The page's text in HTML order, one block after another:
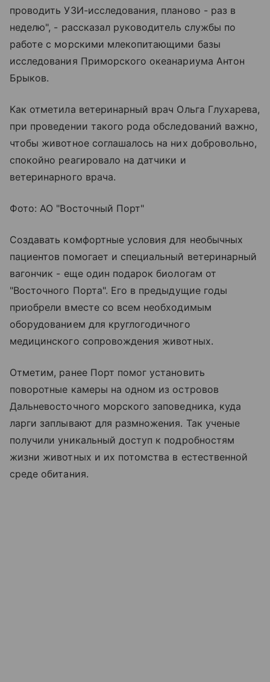
проводить УЗИ-исследования, планово - раз в
неделю", - рассказал руководитель службы по
работе с морскими млекопитающими базы
исследования Приморского океанариума Антон
Брыков.
Как отметила ветеринарный врач Ольга Глухарева,
при проведении такого рода обследований важно,
чтобы животное соглашалось на них добровольно,
спокойно реагировало на датчики и
ветеринарного врача.
Фото: АО "Восточный Порт"
Создавать комфортные условия для необычных
пациентов помогает и специальный ветеринарный
вагончик - еще один подарок биологам от
"Восточного Порта". Его в предыдущие годы
приобрели вместе со всем необходимым
оборудованием для круглогодичного
медицинского сопровождения животных.
Отметим, ранее Порт помог установить
поворотные камеры на одном из островов
Дальневосточного морского заповедника, куда
ларги заплывают для размножения. Так ученые
получили уникальный доступ к подробностям
жизни животных и их потомства в естественной
среде обитания.